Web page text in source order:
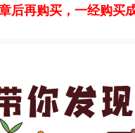
后再购买，一经购买